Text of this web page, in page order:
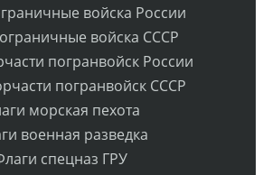
войска России
войска СССР
погранвойск России
погранвойск СССР
морская пехота
военная разведка
спецназ ГРУ